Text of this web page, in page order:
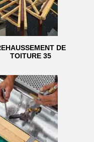
DE
TOITURE 35